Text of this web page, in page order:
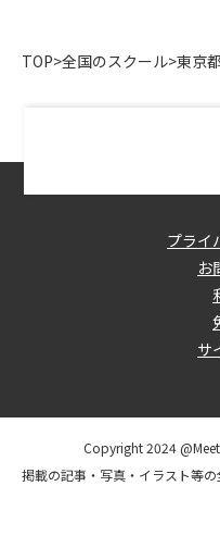
TOP>全国のスクール>東京都
プライ
お
サ
Copyright 2024
掲載の記事・写真・イラスト等